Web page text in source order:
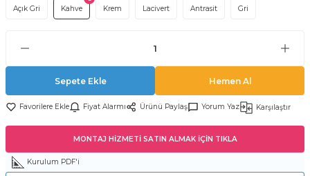
Açık Gri Kahve Krem Lacivert Antrasit Gri
Sepete Ekle Hemen Al
Fiyat Alarmı Ürünü Paylaş Yorum Yaz Karşılaştır
MONTAJ HİZMETİ SATIN ALMAK İÇİN TIKLA
Kurulum PDF'i